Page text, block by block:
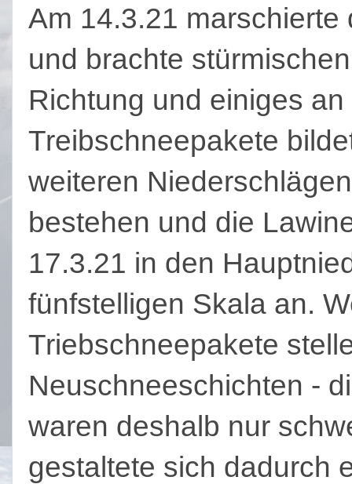
Am 14.3.21
und brachte
Richtung und einiges
Treibschneepakete
weiteren
bestehen und die
17.3.21 in den
fünfstelligen Skala an.
Triebschneepakete
Neuschneeschichten -
waren deshalb nur
gestaltete sich dadurch